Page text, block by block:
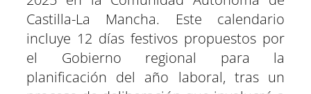
n n n n n
Castilla-La Mancha. Este calendario
incluye 12 días festivos propuestos por
el Gobierno regional para la
planificación del año laboral, tras un